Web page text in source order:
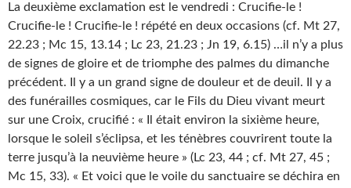
La deuxième exclamation est le vendredi : Crucifie-le !
Crucifie-le ! Crucifie-le ! répété en deux occasions (cf. Mt 27,
22.23 ; Mc 15, 13.14 ; Lc 23, 21.23 ; Jn 19, 6.15) …il n’y a plus
de signes de gloire et de triomphe des palmes du dimanche
précédent. Il y a un grand signe de douleur et de deuil. Il y a
des funérailles cosmiques, car le Fils du Dieu vivant meurt
sur une Croix, crucifié : « Il était environ la sixième heure,
lorsque le soleil s’éclipsa, et les ténèbres couvrirent toute la
terre jusqu’à la neuvième heure » (Lc 23, 44 ; cf. Mt 27, 45 ;
Mc 15, 33). « Et voici que le voile du sanctuaire se déchira en